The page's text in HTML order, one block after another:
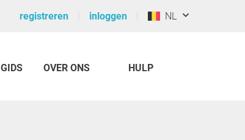
registreren inloggen NL
GIDS OVER ONS HULP